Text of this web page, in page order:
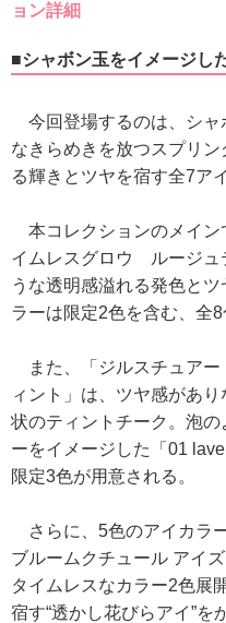
ョン詳細
■シャボン玉をイメージし
今回登場するのは、シャ
なきらめきを放つスプリ
る輝きとツヤを宿す全7ア
本コレクションのメイ
イムレスグロウ ルージュ
うな透明感溢れる発色と
ラーは限定2色を含む、全8
また、「ジルスチュア
ィント」は、ツヤ感があ
状のティントチーク。泡
ーをイメージした「01
限定3色が用意される。
さらに、5色のアイカラ
ブルームクチュール アイ
タイムレスなカラー2色展
宿す“透かし花びらアイ”を